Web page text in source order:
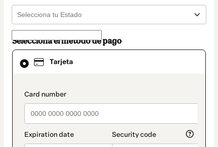
Selecciona el método de pago
Tarjeta
payment_data.section_title_v2
El
método
seleccionado
Tarjeta